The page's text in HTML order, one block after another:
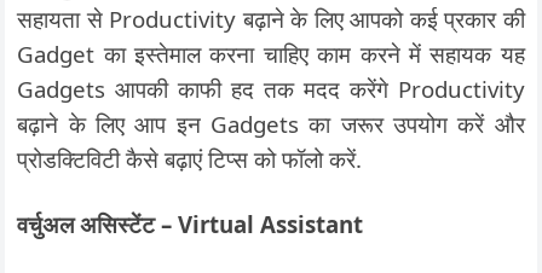
सहायता से Productivity बढ़ाने के लिए आपको कई प्रकार की
Gadget का इस्तेमाल करना चाहिए काम करने में सहायक यह
Gadgets आपकी काफी हद तक मदद करेंगे Productivity
बढ़ाने के लिए आप इन Gadgets का जरूर उपयोग करें और
प्रोडक्टिविटी कैसे बढ़ाएं टिप्स को फॉलो करें.
वर्चुअल असिस्टेंट – Virtual Assistant